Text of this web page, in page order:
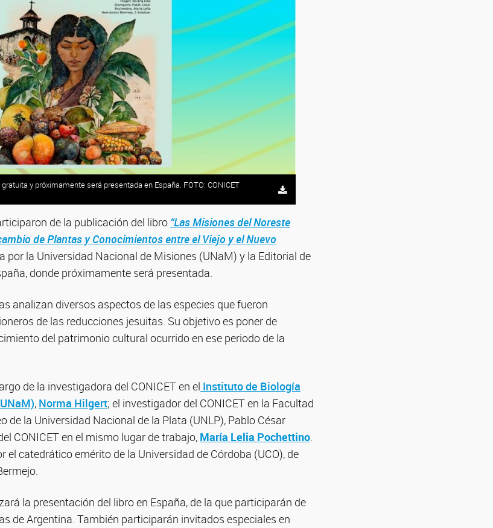
y próximamente será presentada en España. FOTO: CONICET
de la publicación del libro “Las Misiones del Noreste
de Plantas y Conocimientos entre el Viejo y el Nuevo
por la Universidad Nacional de Misiones (UNaM) y la Editorial de
donde próximamente será presentada.
analizan diversos aspectos de las especies que fueron
de las reducciones jesuitas. Su objetivo es poner de
del patrimonio cultural ocurrido en ese periodo de la
de la investigadora del CONICET en el Instituto de Biología
, Norma Hilgert; el investigador del CONICET en la Facultad
de la Universidad Nacional de la Plata (UNLP), Pablo César
CONICET en el mismo lugar de trabajo, María Lelia Pochettino.
catedrático emérito de la Universidad de Córdoba (UCO), de
la presentación del libro en España, de la que participarán de
de Argentina. También participarán invitados especiales en